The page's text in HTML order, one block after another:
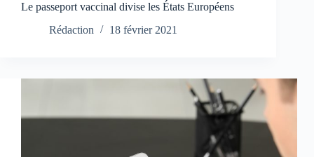
Le passeport vaccinal divise les États Européens
Rédaction
18 février 2021